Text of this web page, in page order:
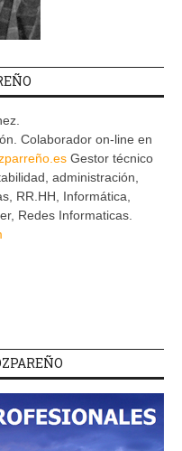
Colaborador on-line en
Gestor técnico
administración,
RR.HH, Informática,
Redes Informaticas.